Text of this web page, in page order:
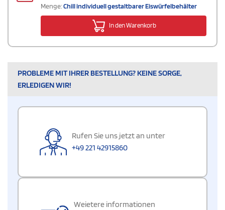
Menge:Chill individuell gestaltbarer Eiswürfelbehälter
In den Warenkorb
PROBLEME MIT IHRER BESTELLUNG? KEINE SORGE,
ERLEDIGEN WIR!
Rufen Sie uns jetzt an unter
+49 221 42915860
Weietere informationen